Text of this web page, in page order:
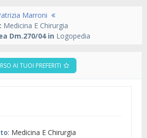
Marroni
Medicina E Chirurgia
Dm.270/04 in Logopedia
AI TUOI PREFERITI
: Medicina E Chirurgia